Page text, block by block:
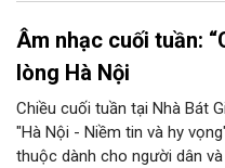
Âm nhạc cuối tuần:
lòng Hà Nội
Chiều cuối tuần tại Nhà Bát
"Hà Nội - Niềm tin và hy
thuộc dành cho người dân